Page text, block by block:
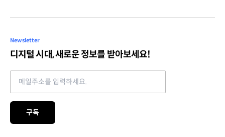
Newsletter
디지털 시대, 새로운 정보를 받아보세요!
Email address
구독